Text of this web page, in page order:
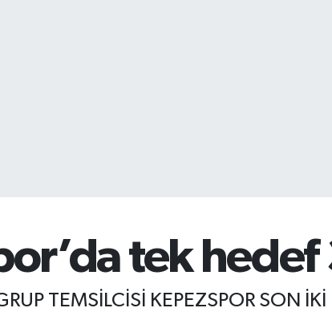
tek
TEMSİLCİSİ KEPEZSPOR SON